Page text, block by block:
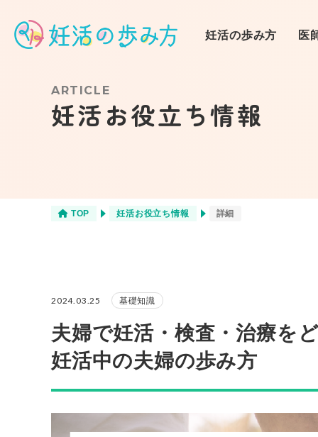
妊活の歩み方
❶妊活スタート（自己流妊活）
医
不妊治療
ARTICLE
妊活お役立ち情報
TOP 妊活お役立ち情報 詳細
2024.03.25 基礎知識
夫婦で妊活・検査・治療を
妊活中の夫婦の歩み方